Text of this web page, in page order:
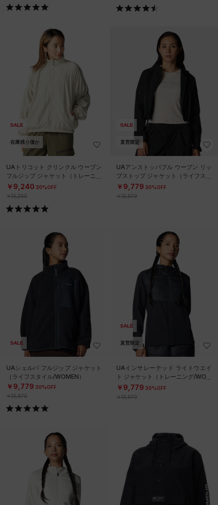
SALE
在庫残り僅か
UAトリコット クリンクル ウーブン
フルジップ ジャケット（トレーニン
グ/WOMEN）
￥9,240 30%OFF
￥13,200
SALE
直営限定
UAアンストッパブル ウーブン リッ
プストップ ジャケット（ライフスタ
イル/WOMEN）
￥9,779 30%OFF
￥13,970
SALE
UAシェルパ フルジップ ジャケット
（ライフスタイル/WOMEN）
￥9,779 30%OFF
￥13,970
SALE
直営限定
UAインサレーテッド ライトウエイ
ト ジャケット（トレーニング/WOM
EN）
￥9,779 30%OFF
￥13,970